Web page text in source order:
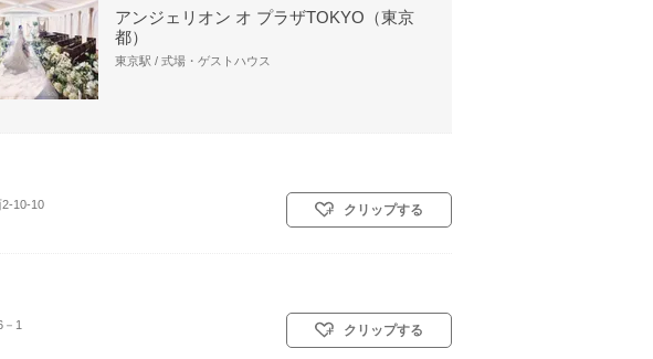
アンジェリオン オ プラザTOKYO（東京
都）
東京駅 / 式場・ゲストハウス
10-10 クリップする
1 クリップする